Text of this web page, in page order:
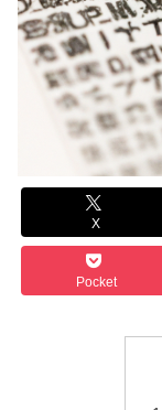
X
Pocket